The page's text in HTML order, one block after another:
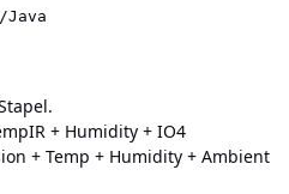
+ Humidity + IO4
+ Temp + Humidity + Ambient